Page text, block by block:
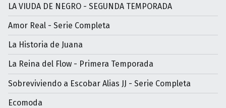
LA VIUDA DE NEGRO - SEGUNDA TEMPORADA
Amor Real - Serie Completa
La Historia de Juana
La Reina del Flow - Primera Temporada
Sobreviviendo a Escobar Alias JJ - Serie Completa
Ecomoda